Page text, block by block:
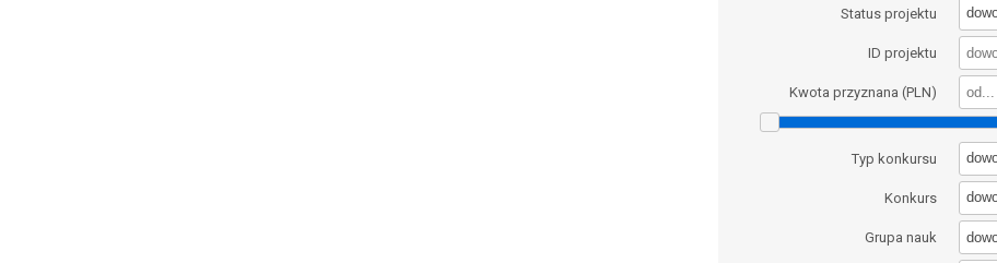
Status projektu
ID projektu
Kwota przyznana (PLN)
Typ konkursu
Konkurs
Grupa nauk